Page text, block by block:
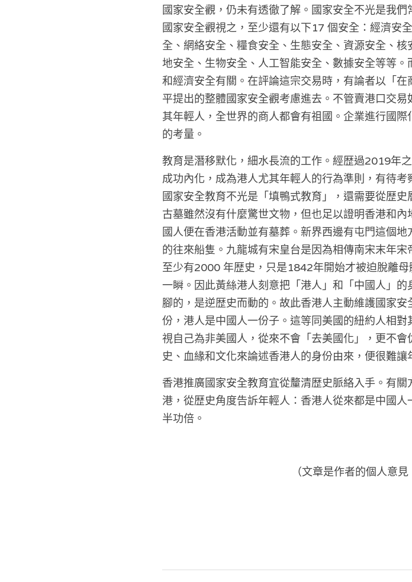
國家安全觀，仍未有透徹了解。國家安全不光是我
國家安全觀視之，至少還有以下17 個安全：經濟安
全、網絡安全、糧食安全、生態安全、資源安全、
地安全、生物安全、人工智能安全、數據安全等等
和經濟安全有關。在評論這宗交易時，有論者以「
平提出的整體國家安全觀考慮進去。不管賣港口交
其年輕人，全世界的商人都會有祖國。企業進行國
的考量。
教育是潛移默化，細水長流的工作。經歴過2019年
成功內化，成為港人尤其年輕人的行為準則，有待
國家安全教育不光是「填鴨式教育」，還需要從歴
古墓雖然沒有什麼驚世文物，但也足以證明香港和
國人便在香港活動並有墓葬。新界西邊有屯門這個
的往來船隻。九龍城有宋皇台是因為相傳南宋末年
至少有2000 年歴史，只是1842年開始才被迫脫離
一瞬。因此黃絲港人刻意把「港人」和「中國人」
腳的，是逆歴史而動的。故此香港人主動維護國家
份，港人是中國人一份子。這等同美國的紐約人相
視自己為非美國人，從來不會「去美國化」，更不
史、血緣和文化來論述香港人的身份由來，便很難
香港推廣國家安全教育宜從釐清歴史脈絡入手。有
港，從歴史角度告訴年輕人：香港人從來都是中國
半功倍。
（文章是作者的個人意